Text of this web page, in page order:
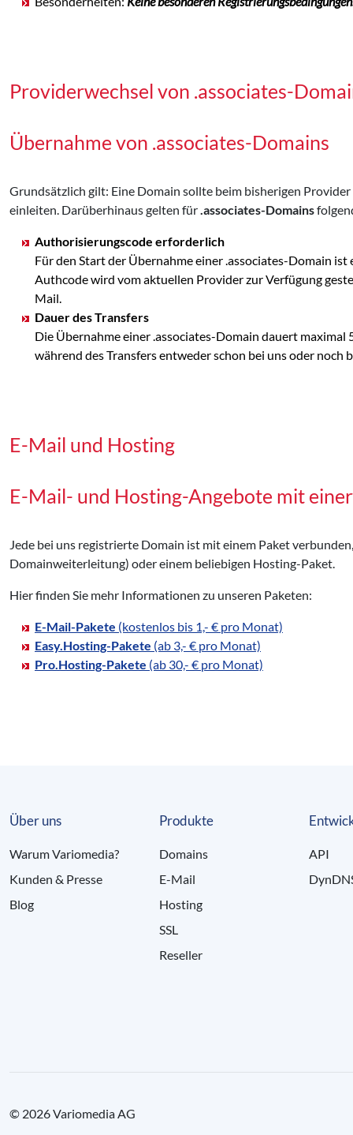
Providerwechsel von .associates-
Übernahme von .associates-Domains
Grundsätzlich gilt: Eine Domain sollte beim bisherigen
einleiten. Darüberhinaus gelten für .associates-Domains
Authorisierungscode erforderlich
Für den Start der Übernahme einer .associates-Domain
Authcode wird vom aktuellen Provider zur Verfügung
Mail.
Dauer des Transfers
Die Übernahme einer .associates-Domain dauert
während des Transfers entweder schon bei uns oder noch
E-Mail und Hosting
E-Mail- und Hosting-Angebote mit
Jede bei uns registrierte Domain ist mit einem Paket
Domainweiterleitung) oder einem beliebigen Hosting-Paket.
Hier finden Sie mehr Informationen zu unseren Paketen:
E-Mail-Pakete (kostenlos bis 1,- € pro Monat)
Easy.Hosting-Pakete (ab 3,- € pro Monat)
Pro.Hosting-Pakete (ab 30,- € pro Monat)
Über uns
Warum Variomedia?
Kunden & Presse
Blog
Produkte
Domains
E-Mail
Hosting
SSL
Reseller
API
© 2026 Variomedia AG